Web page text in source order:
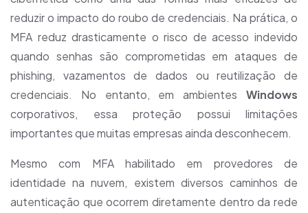
reduzir o impacto do roubo de credenciais. Na prática, o
MFA reduz drasticamente o risco de acesso indevido
quando senhas são comprometidas em ataques de
phishing, vazamentos de dados ou reutilização de
credenciais. No entanto, em ambientes Windows
corporativos, essa proteção possui limitações
importantes que muitas empresas ainda desconhecem.
Mesmo com MFA habilitado em provedores de
identidade na nuvem, existem diversos caminhos de
autenticação que ocorrem diretamente dentro da rede